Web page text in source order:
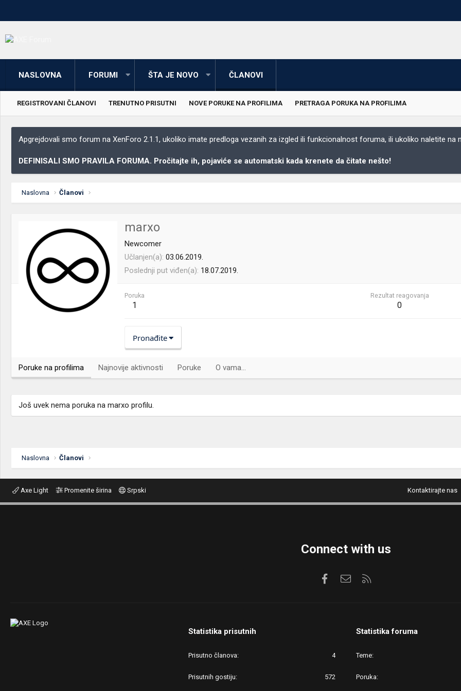
NASLOVNA FORUMI ŠTA JE NOVO ČLANOVI
REGISTROVANI ČLANOVI TRENUTNO PRISUTNI NOVE PORUKE NA PROFILIMA PRETRAGA PORUKA NA PROFILIMA
Apgrejdovali smo forum na XenForo 2.1.1, ukoliko imate predloga vezanih za izgled ili funkcionalnost foruma, ili ukoliko naletite na
DEFINISALI SMO PRAVILA FORUMA. Pročitajte ih, pojaviće se automatski kada krenete da čitate nešto!
Naslovna Članovi
marxo
Newcomer
Učlanjen(a) 03.06.2019.
Poslednji put viđen(a) 18.07.2019.
Poruka
1
Rezultat reagovanja
0
Pronađite
Poruke na profilima Najnovije aktivnosti Poruke O vama...
Još uvek nema poruka na marxo profilu.
Naslovna Članovi
Axe Light Promenite širina Srpski Kontaktirajte nas
Connect with us
FacebookKontaktirajte nas
Statistika prisutnih
Prisutno članova 4
Prisutnih gostiju 572
Statistika foruma
Teme
Poruka